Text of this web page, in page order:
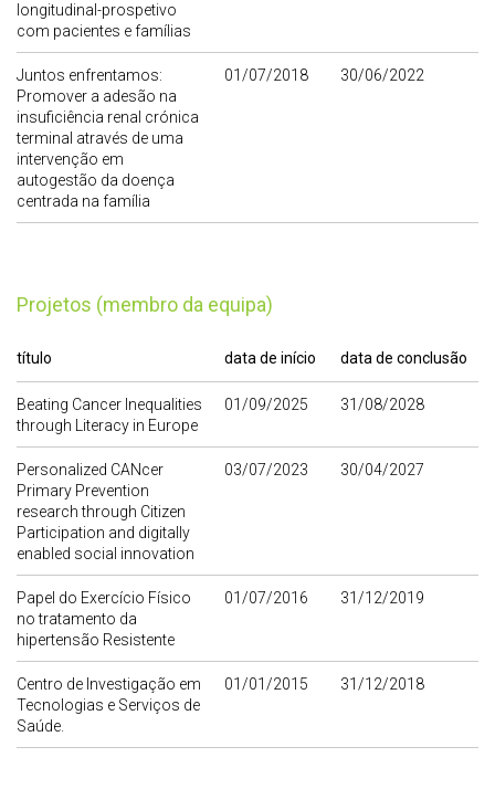
longitudinal-prospetivo
com pacientes e famílias
Juntos enfrentamos:
Promover a adesão na
insuficiência renal crónica
terminal através de uma
intervenção em
autogestão da doença
centrada na família
01/07/2018 30/06/2022
Projetos (membro da equipa)
título data de início data de conclusão
Beating Cancer Inequalities
through Literacy in Europe
01/09/2025 31/08/2028
Personalized CANcer
Primary Prevention
research through Citizen
Participation and digitally
enabled social innovation
03/07/2023 30/04/2027
Papel do Exercício Físico
no tratamento da
hipertensão Resistente
01/07/2016 31/12/2019
Centro de Investigação em
Tecnologias e Serviços de
Saúde.
01/01/2015 31/12/2018